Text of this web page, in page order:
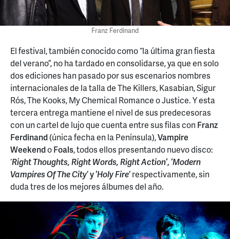
Franz Ferdinand
El festival, también conocido como “la última gran fiesta
del verano”, no ha tardado en consolidarse, ya que en solo
dos ediciones han pasado por sus escenarios nombres
internacionales de la talla de The Killers, Kasabian, Sigur
Rós, The Kooks, My Chemical Romance o Justice. Y esta
tercera entrega mantiene el nivel de sus predecesoras
con un cartel de lujo que cuenta entre sus filas conFranz
Ferdinand(única fecha en la Península),Vampire
WeekendoFoals, todos ellos presentando nuevo disco:
‘Right Thoughts, Right Words, Right Action‘, ‘Modern
Vampires Of The City’ y ‘Holy Fire’respectivamente, sin
duda tres de los mejores álbumes del año.